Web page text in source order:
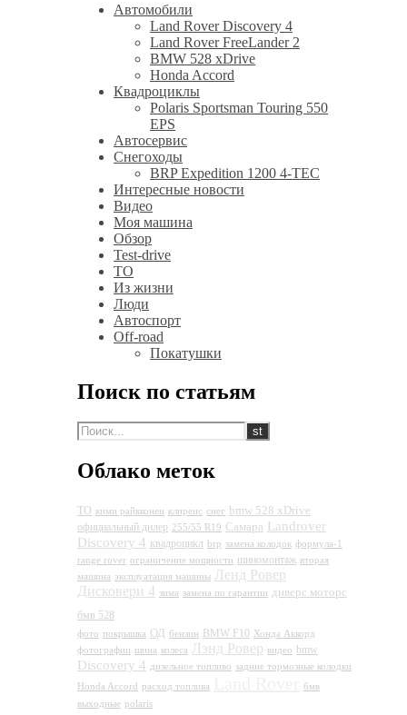
Автомобили
Land Rover Discovery 4
Land Rover FreeLander 2
BMW 528 xDrive
Honda Accord
Квадроциклы
Polaris Sportsman Touring 550
EPS
Автосервис
Снегоходы
BRP Expedition 1200 4-TEC
Интересные новости
Видео
Моя машина
Обзор
Test-drive
ТО
Из жизни
Люди
Автоспорт
Off-road
Покатушки
Поиск по статьям
Облако меток
ТО кими райкконен клиренс снег bmw 528 xDrive
официальный дилер 255/55 R19 Самара Landrover
Discovery 4 квадроцикл brp замена колодок формула-1
range rover ограничение мощности шиномонтаж вторая
машина эксплуатация машины Ленд Ровер
Дисковери 4 зима замена по гарантии диверс моторс
бмв 528
фото покрышка ОД бензин BMW F10 Хонда Аккорд
фотографии шина колеса Лэнд Ровер видео bmw
Discovery 4 дизельное топливо задние тормозные колодки
Honda Accord
расход топлива
бмв
выходные polaris